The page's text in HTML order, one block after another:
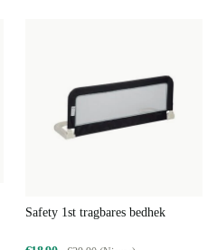
Safety 1st tragbares bedhek